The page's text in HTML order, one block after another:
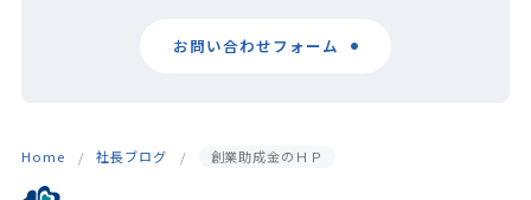
お問い合わせフォーム
Home 社長ブログ 創業助成金のＨＰ